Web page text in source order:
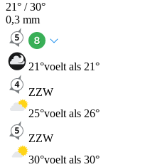
21° /30°
0,3 mm
21°voelt als 21°
ZZW
25°voelt als 26°
ZZW
30°voelt als 30°